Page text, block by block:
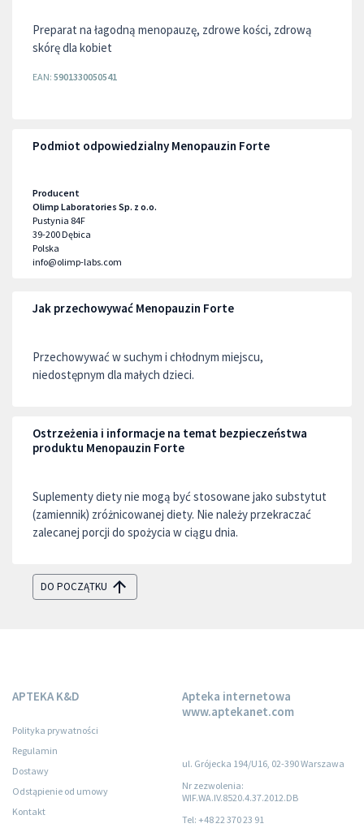
Preparat na łagodną menopauzę, zdrowe kości, zdrową
skórę dla kobiet
EAN: 5901330050541
Podmiot odpowiedzialny Menopauzin Forte
Producent
Olimp Laboratories Sp. z o.o.
Pustynia 84F
39-200Dębica
Polska
info@olimp-labs.com
Jak przechowywać Menopauzin Forte
Przechowywać w suchym i chłodnym miejscu,
niedostępnym dla małych dzieci.
Ostrzeżenia i informacje na temat bezpieczeństwa
produktu Menopauzin Forte
Suplementy diety nie mogą być stosowane jako substytut
(zamiennik) zróżnicowanej diety. Nie należy przekraczać
zalecanej porcji do spożycia w ciągu dnia.
DO POCZĄTKU
APTEKA K&D
Polityka prywatności
Regulamin
Dostawy
Odstąpienie od umowy
Kontakt
Apteka internetowa
www.aptekanet.com
ul. Grójecka 194/U16, 02-390 Warszawa
Nr zezwolenia:
WIF.WA.IV.8520.4.37.2012.DB
Tel: +48 22 370 23 91